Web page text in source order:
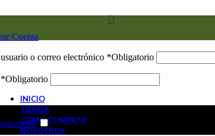
Cuenta
o correo electrónico *Obligatorio
*Obligatorio
Recordarme
INICIO
TIENDA
COMO COMPRAR
NOSOTROS